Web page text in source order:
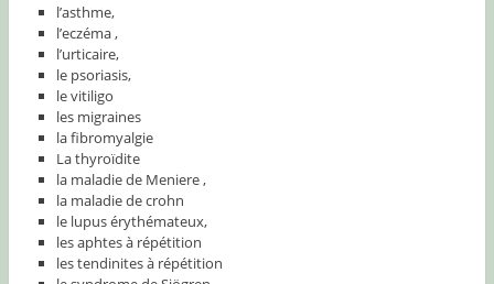
l’asthme,
l’eczéma ,
l’urticaire,
le psoriasis,
le vitiligo
les migraines
la fibromyalgie
La thyroïdite
la maladie de Meniere ,
la maladie de crohn
le lupus érythémateux,
les aphtes à répétition
les tendinites à répétition